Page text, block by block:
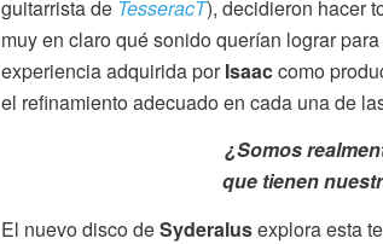
guitarrista de TesseracT), decidieron hacer
muy en claro qué sonido querían lograr
experiencia adquirida porIsaaccomo
el refinamiento adecuado en cada una de
¿Somos
que tienen
El nuevo disco deSyderalusexplora esta